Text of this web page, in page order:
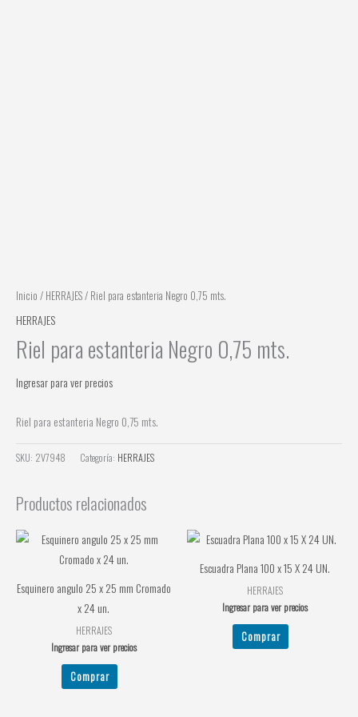
Inicio / HERRAJES/ Riel para estanteria Negro 0,75 mts.
HERRAJES
Riel para estanteria Negro 0,75 mts.
Ingresar para ver precios
Riel para estanteria Negro 0,75 mts.
SKU: 2V7948 Categoría: HERRAJES
Productos relacionados
Esquinero angulo 25 x 25 mm Cromado
x 24 un.
HERRAJES
Ingresar para ver precios
Comprar
Escuadra Plana 100 x 15 X 24 UN.
HERRAJES
Ingresar para ver precios
Comprar